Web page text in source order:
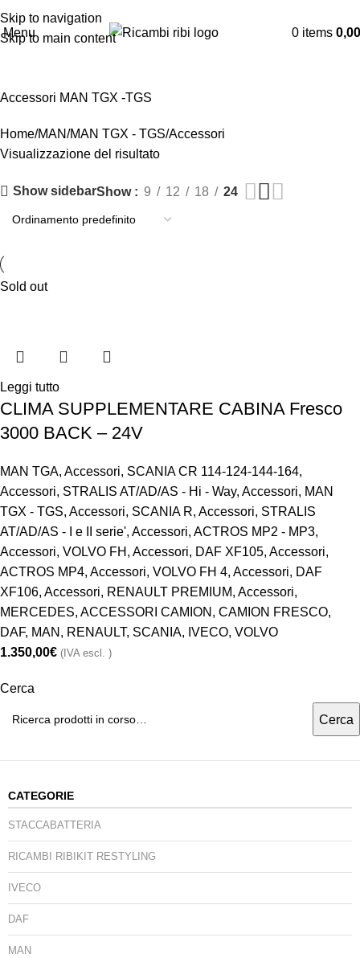
Skip to navigation
Skip to main content
Menu 0 items 0,00
Cerca
Cerca
CATEGORIE
STACCABATTERIA
RICAMBI RIBIKIT RESTYLING
IVECO
DAF
MAN
Accessori MAN TGX -TGS
Home MAN MAN TGX - TGS Accessori
Visualizzazione del risultato
Show sidebarShow 9 12 18 24
Sold out
Leggi tutto
CLIMA SUPPLEMENTARE CABINA Fresco
3000 BACK – 24V
MAN TGA, Accessori, SCANIA CR 114-124-144-164,
Accessori, STRALIS AT/AD/AS - Hi - Way, Accessori, MAN
TGX - TGS, Accessori, SCANIA R, Accessori, STRALIS
AT/AD/AS - I e II serie', Accessori, ACTROS MP2 - MP3,
Accessori, VOLVO FH , Accessori, DAF XF105, Accessori,
ACTROS MP4, Accessori, VOLVO FH 4, Accessori, DAF
XF106, Accessori, RENAULT PREMIUM, Accessori,
MERCEDES, ACCESSORI CAMION , CAMION FRESCO,
DAF, MAN , RENAULT, SCANIA, IVECO, VOLVO
1.350,00€ (IVA escl. )